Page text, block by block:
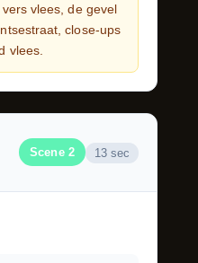
vlees, de gevel
close-ups
vlees.
Scene 2 13 sec